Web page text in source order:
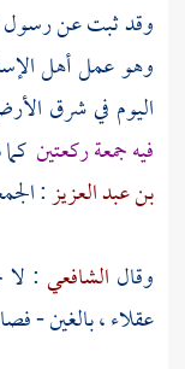
وقد ثبت عن رسول
وهو عمل أهل
اليوم في شرق
فيه جمعة ركعتين
بن عبد العزيز:
وقال الشافعي : لا
عقلاء ، بالغين -